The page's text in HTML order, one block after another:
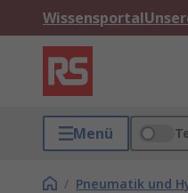
Wissensportal
Menü
/ Pneumatik und